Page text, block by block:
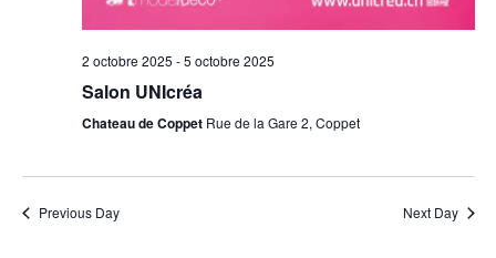
2 octobre 2025 -5 octobre 2025
Salon UNIcréa
Chateau de Coppet Rue de la Gare 2, Coppet
Previous Day Next Day